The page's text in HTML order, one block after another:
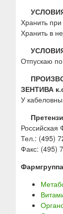
Хранить
Хранить в
Отпускаю
ЗЕНТИВА
У
Российская
Тел.: (495)
Факс: (495)